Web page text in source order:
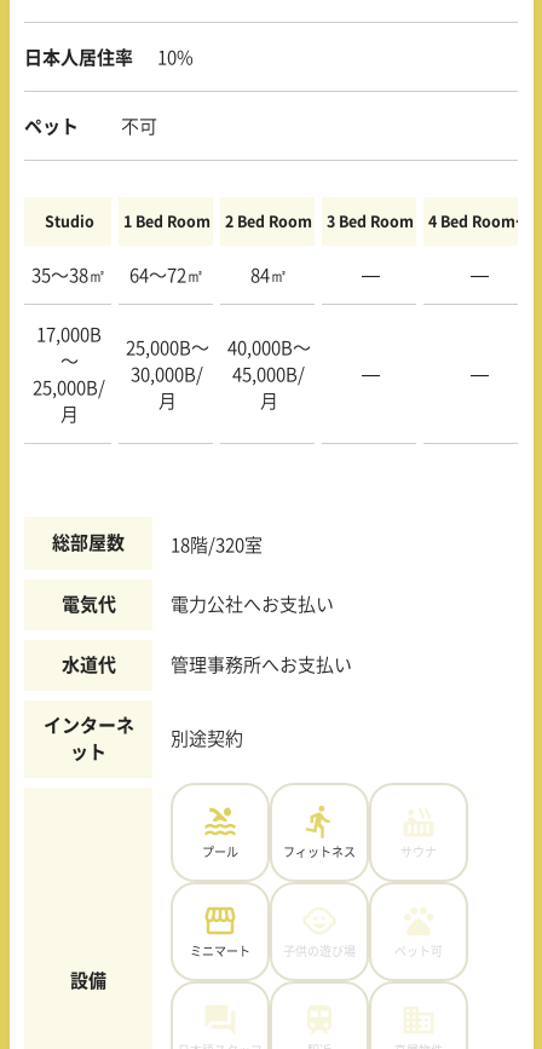
日本人居住率 10%
ペット 不可
Studio 1 Bed Room 2 Bed Room 3 Bed Room 4 Bed Room〜
35〜38㎡ 64〜72㎡ 84㎡ — —
17,000B
〜
25,000B/
月
25,000B〜
30,000B/
月
40,000B〜
45,000B/
月
— —
総部屋数 18階/320室
電気代 電力公社へお支払い
水道代 管理事務所へお支払い
インターネ
ット
別途契約
設備
プール フィットネス サウナ
ミニマート 子供の遊び場 ペット可